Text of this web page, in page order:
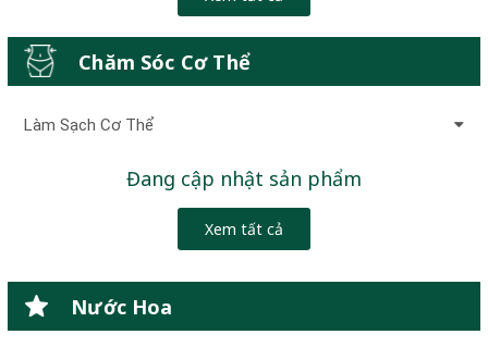
Chăm Sóc Cơ Thể
Làm Sạch Cơ Thể
Đang cập nhật sản phẩm
Xem tất cả
Nước Hoa